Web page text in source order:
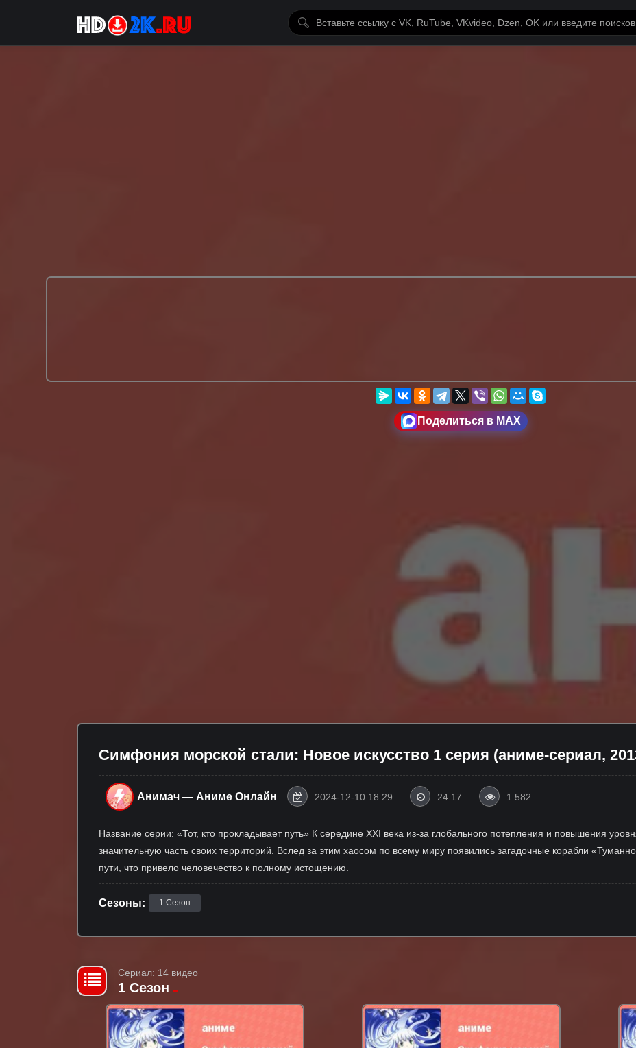
Поделиться в MAX
Симфония морской стали: Новое искусство 1 серия (аниме-сериал,
Анимач — Аниме Онлайн 2024-12-10 18:29 24:17 1 582
Название серии: «Тот, кто прокладывает путь» К середине XXI века из-за глобального потепления и повышения
значительную часть своих территорий. Вслед за этим хаосом по всему миру появились загадочные корабли
пути, что привело человечество к полному истощению.
Сезоны: 1 Сезон
Сериал: 14 видео
1 Сезон